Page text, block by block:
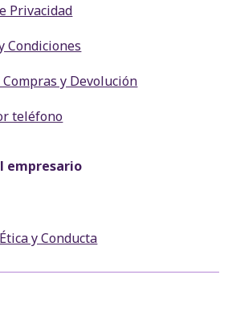
Privacidad
Condiciones
y Devolución
teléfono
empresario
y Conducta